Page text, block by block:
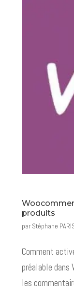
produits
par Stéphane
Comment
préalable dans
les